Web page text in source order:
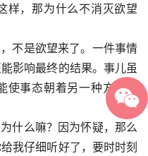
样，那为什么不消灭欲望
不是欲望来了。一件事情
影响最终的结果。事儿虽
事态朝着另一种方向发
什么嘛？因为怀疑，那么
我仔细听好了，要时时刻